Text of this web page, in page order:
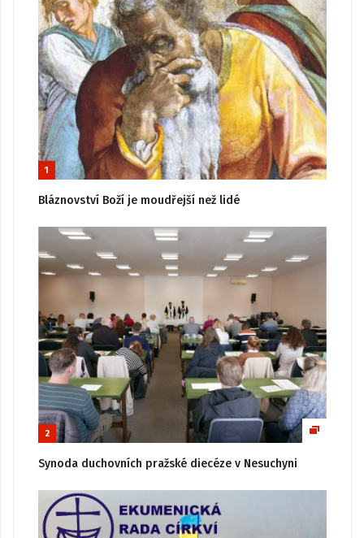
1
Bláznovství Boží je moudřejší než lidé
2
Synoda duchovních pražské diecéze v Nesuchyni